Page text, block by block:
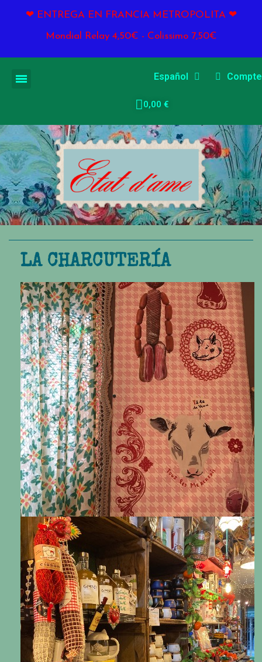
❤ ENTREGA EN FRANCIA METROPOLITA ❤
Mondial Relay 4,50€ - Colissimo 7,50€
Español Compte
0,00 €
LA CHARCUTERÍA